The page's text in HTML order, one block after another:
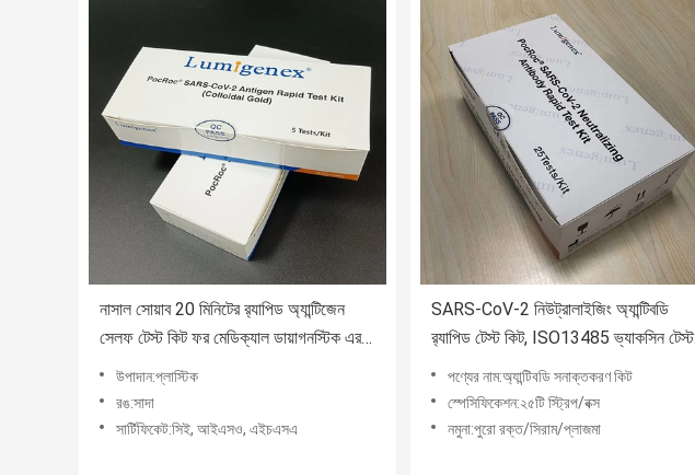
নাসাল সোয়াব 20 মিনিটের র‍্যাপিড অ্যান্টিজেন
সেলফ টেস্ট কিট ফর মেডিক্যাল ডায়াগনস্টিক এর
সাথেউপাদান:প্লাস্টিক
রঙ:সাদা
সার্টিফিকেট:সিই, আইএসও, এইচএসএ
SARS-CoV-2 নিউট্রালাইজিং অ্যান্টিবডি
র‌্যাপিড টেস্ট কিট, ISO13485 ভ্যাকসিন টেস্ট
পণ্যের নাম:অ্যান্টিবডি সনাক্তকরণ কিট
স্পেসিফিকেশন:২৫টি স্ট্রিপ/বক্স
নমুনা:পুরো রক্ত/সিরাম/প্লাজমা